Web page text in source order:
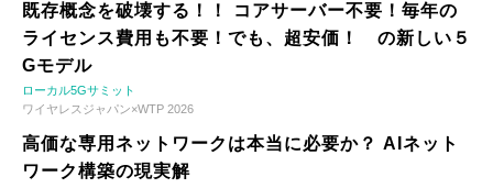
既存概念を破壊する！！ コアサーバー不要！毎年の
ライセンス費用も不要！でも、超安価！ の新しい５
Gモデル
ローカル5Gサミット
ワイヤレスジャパン×WTP 2026
高価な専用ネットワークは本当に必要か？ AIネット
ワーク構築の現実解